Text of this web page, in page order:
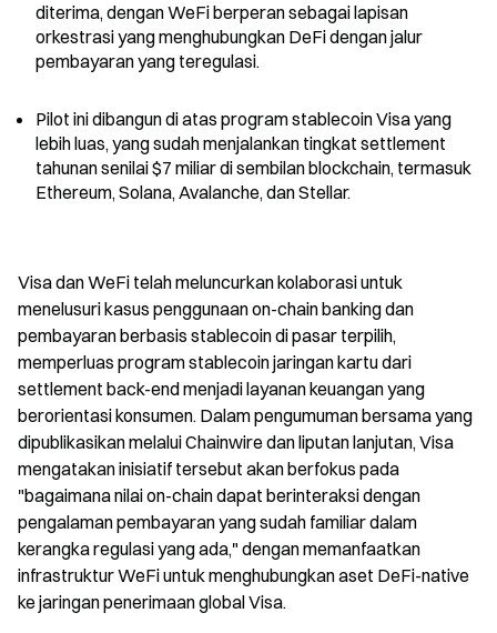
diterima, dengan WeFi berperan sebagai lapisan
orkestrasi yang menghubungkan DeFi dengan jalur
pembayaran yang teregulasi.
Pilot ini dibangun di atas program stablecoin Visa yang
lebih luas, yang sudah menjalankan tingkat settlement
tahunan senilai $7 miliar di sembilan blockchain, termasuk
Ethereum, Solana, Avalanche, dan Stellar.
Visa dan WeFi telah meluncurkan kolaborasi untuk
menelusuri kasus penggunaan on-chain banking dan
pembayaran berbasis stablecoin di pasar terpilih,
memperluas program stablecoin jaringan kartu dari
settlement back-end menjadi layanan keuangan yang
berorientasi konsumen. Dalam pengumuman bersama yang
dipublikasikan melalui Chainwire dan liputan lanjutan, Visa
mengatakan inisiatif tersebut akan berfokus pada
"bagaimana nilai on-chain dapat berinteraksi dengan
pengalaman pembayaran yang sudah familiar dalam
kerangka regulasi yang ada," dengan memanfaatkan
infrastruktur WeFi untuk menghubungkan aset DeFi-native
ke jaringan penerimaan global Visa.